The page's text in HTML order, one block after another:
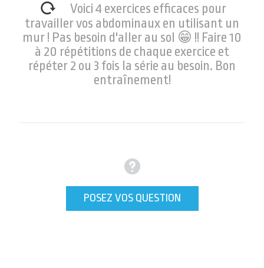
Voici 4 exercices efficaces pour
travailler vos abdominaux en utilisant un
mur ! Pas besoin d'aller au sol 😁 !! Faire 10
à 20 répétitions de chaque exercice et
répéter 2 ou 3 fois la série au besoin. Bon
entraînement!
POSEZ VOS QUESTION